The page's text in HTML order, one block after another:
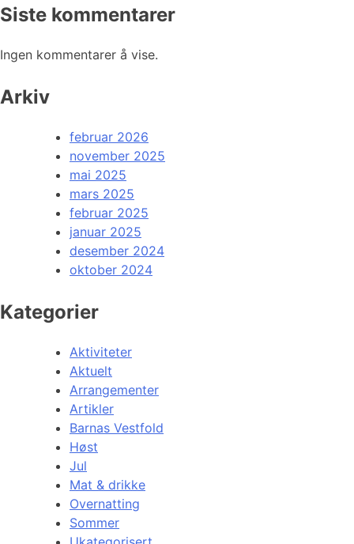
Siste kommentarer
Ingen kommentarer å vise.
Arkiv
februar 2026
november 2025
mai 2025
mars 2025
februar 2025
januar 2025
desember 2024
oktober 2024
Kategorier
Aktiviteter
Aktuelt
Arrangementer
Artikler
Barnas Vestfold
Høst
Jul
Mat & drikke
Overnatting
Sommer